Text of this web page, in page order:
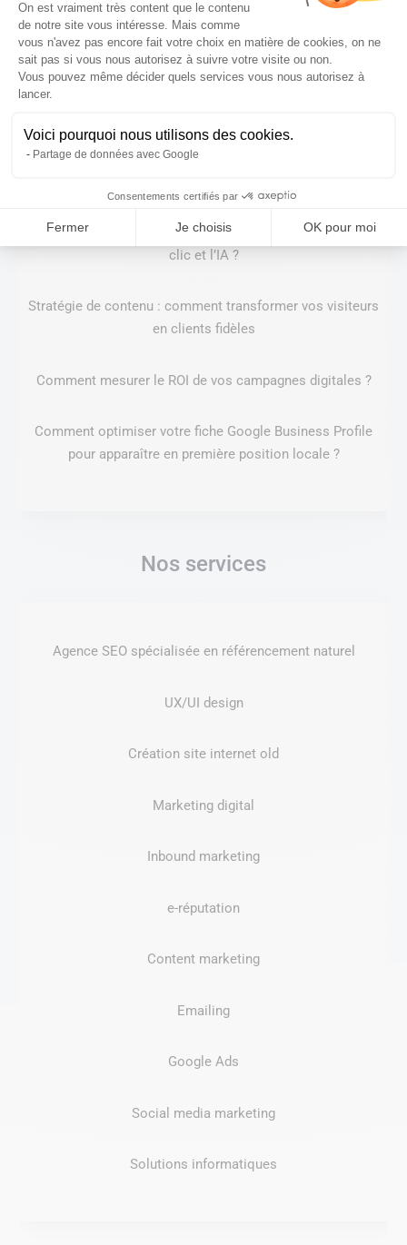
On est vraiment très content que le contenu
de notre site vous intéresse. Mais comme
vous n'avez pas encore fait votre choix en matière de cookies, on ne
sait pas si vous nous autorisez à suivre votre visite ou non.
Vous pouvez même décider quels services vous nous autorisez à
lancer.
Voici pourquoi nous utilisons des cookies.
Partage de données avec Google
Consentements certifiés par
Fermer Je choisis OK pour moi
Axeptio consent
Instagram vs Pinterest : quel réseau choisir selon ses
objectifs de communication ?
temps de changer
GEO x SEO en 2026 : comment optimiser pour l’ère post-
clic et l’IA ?
Stratégie de contenu : comment transformer vos visiteurs
en clients fidèles
Comment mesurer le ROI de vos campagnes digitales ?
Comment optimiser votre fiche Google Business Profile
pour apparaître en première position locale ?
Nos services
Agence SEO spécialisée en référencement naturel
UX/UI design
Création site internet old
Marketing digital
Inbound marketing
e-réputation
Content marketing
Emailing
Google Ads
Social media marketing
Solutions informatiques